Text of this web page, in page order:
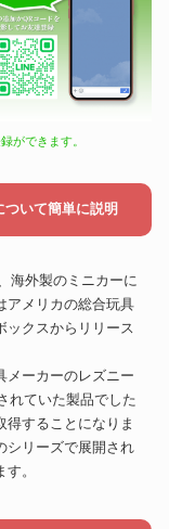
ができます。
いて簡単に説明
海外製のミニカーに
アメリカの総合玩具
ックスからリリース
メーカーのレズニー
れていた製品でした
することになりま
シリーズで展開され
。